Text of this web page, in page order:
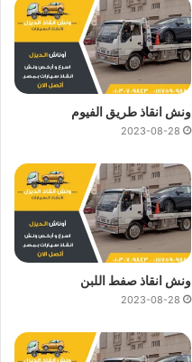
ونش انقاذ طريق الفيوم
2023-08-28
ونش انقاذ صفط اللبن
2023-08-28